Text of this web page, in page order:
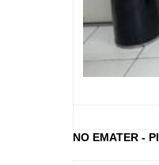
NO EMATER - PI